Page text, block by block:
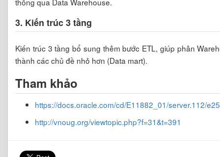
3. Kiến trúc 3 tầng
Kiến trúc 3 tầng bổ sung thêm bước ETL, giúp phân
thành các chủ đề nhỏ hơn (Data mart).
Tham khảo
https://docs.oracle.com/cd/E11882_01/server.112/
http://vnoug.org/viewtopic.php?f=31&t=391